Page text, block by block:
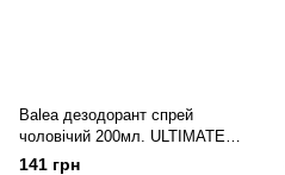
Balea дезодорант спрей
чоловічий 200мл. ULTIMATE
DRY
141 грн